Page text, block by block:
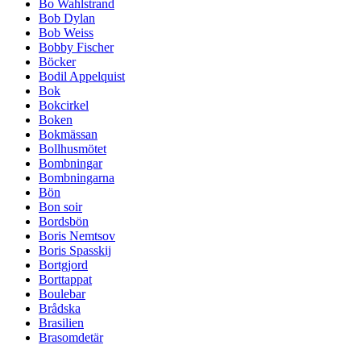
Bo Wahlstrand
Bob Dylan
Bob Weiss
Bobby Fischer
Böcker
Bodil Appelquist
Bok
Bokcirkel
Boken
Bokmässan
Bollhusmötet
Bombningar
Bombningarna
Bön
Bon soir
Bordsbön
Boris Nemtsov
Boris Spasskij
Bortgjord
Borttappat
Boulebar
Brådska
Brasilien
Brasomdetär